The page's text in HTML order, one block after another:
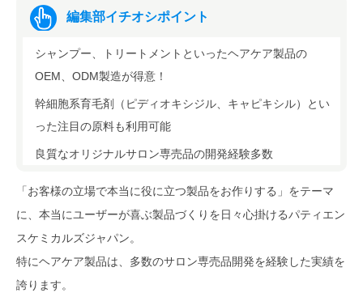
編集部イチオシポイント
シャンプー、トリートメントといったヘアケア製品の
OEM、ODM製造が得意！
幹細胞系育毛剤（ピディオキシジル、キャピキシル）とい
った注目の原料も利用可能
良質なオリジナルサロン専売品の開発経験多数
「お客様の立場で本当に役に立つ製品をお作りする」をテーマ
に、本当にユーザーが喜ぶ製品づくりを日々心掛けるパティエン
スケミカルズジャパン。
特にヘアケア製品は、多数のサロン専売品開発を経験した実績を
誇ります。